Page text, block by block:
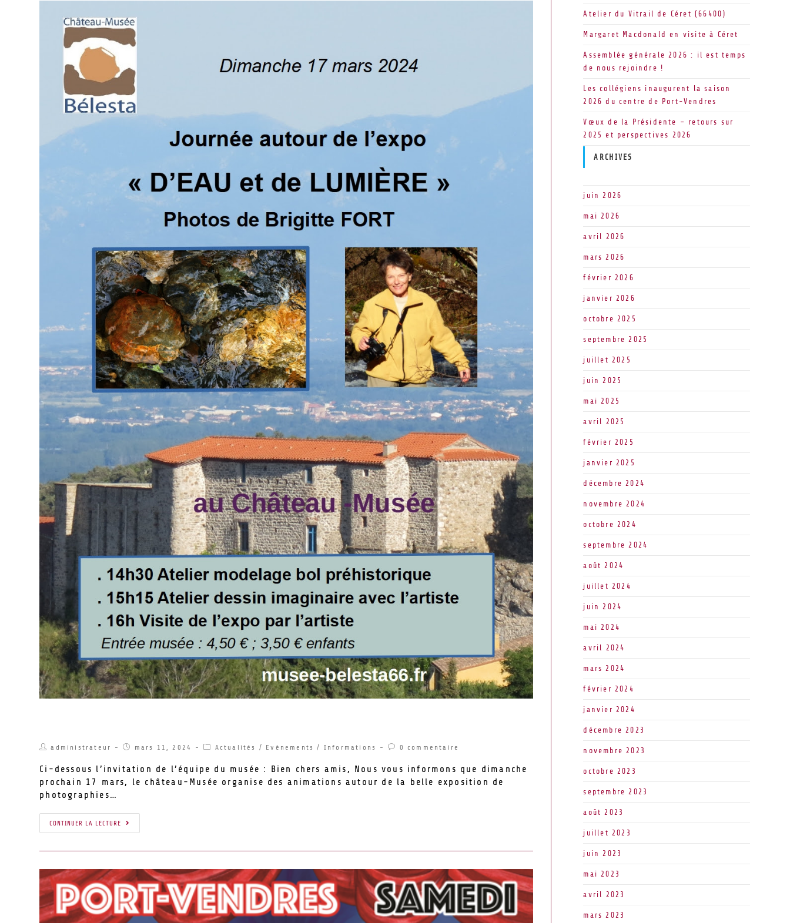
administrateur mars 11, 2024 Actualités / Evènements / Informations 0 commentaire
Ci-dessous l’invitation de l’équipe du musée : Bien chers amis, Nous vous informons que dimanche
prochain 17 mars, le château-Musée organise des animations autour de la belle exposition de
photographies…
CONTINUER LA LECTURE
Atelier du Vitrail de Céret (66400)
Margaret Macdonald en visite à Céret
Assemblée générale 2026 : il est temps
de nous rejoindre !
Les collégiens inaugurent la saison
2026 du centre de Port-Vendres
Vœux de la Présidente – retours sur
2025 et perspectives 2026
ARCHIVES
juin 2026
mai 2026
avril 2026
mars 2026
février 2026
janvier 2026
octobre 2025
septembre 2025
juillet 2025
juin 2025
mai 2025
avril 2025
février 2025
janvier 2025
décembre 2024
novembre 2024
octobre 2024
septembre 2024
août 2024
juillet 2024
juin 2024
mai 2024
avril 2024
mars 2024
février 2024
janvier 2024
décembre 2023
novembre 2023
octobre 2023
septembre 2023
août 2023
juillet 2023
juin 2023
mai 2023
avril 2023
mars 2023